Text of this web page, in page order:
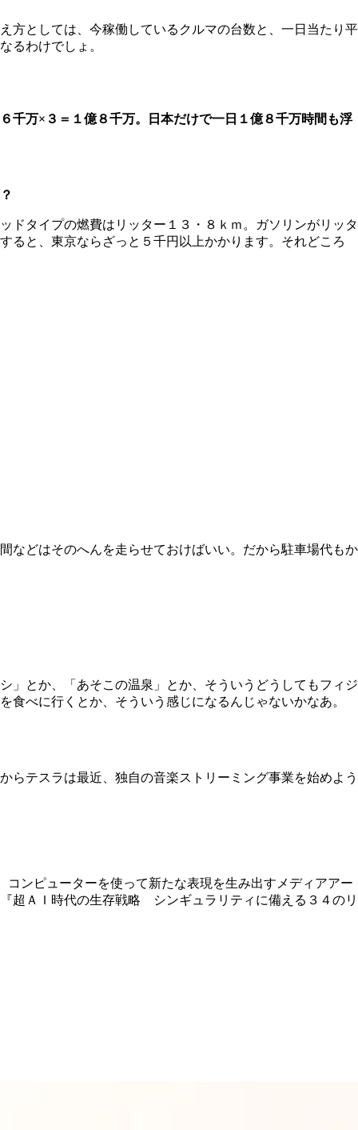
方としては、今稼働しているクルマの台数と、一日当たり平
るわけでしょ。
千万×３＝１億８千万。日本だけで一日１億８千万時間も浮
タイプの燃費はリッター１３・８ｋｍ。ガソリンがリッタ
ると、東京ならざっと５千円以上かかります。それどころ
などはそのへんを走らせておけばいい。だから駐車場代もか
とか、「あそこの温泉」とか、そういうどうしてもフィジ
べに行くとか、そういう感じになるんじゃないかなあ。
テスラは最近、独自の音楽ストリーミング事業を始めよう
ンピューターを使って新たな表現を生み出すメディアアー
超ＡＩ時代の生存戦略 シンギュラリティに備える３４のリ